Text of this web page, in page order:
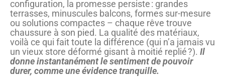
configuration, la promesse persiste : grandes
terrasses, minuscules balcons, formes sur-mesure
ou solutions compactes – chaque rêve trouve
chaussure à son pied. La qualité des matériaux,
voilà ce qui fait toute la différence (qui n’a jamais vu
un vieux store déformé gisant à moitié replié ?). Il
donne instantanément le sentiment de pouvoir
durer, comme une évidence tranquille.